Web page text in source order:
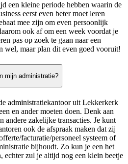
een kleine periode hebben waarin de
eerst even beter moet leren
mee zijn om even persoonlijk
ook af om een week voordat je
pas op zoek te gaan naar een
wel, maar plan dit even goed vooruit!
mijn administratie?
administratiekantoor uit Lekkerkerk
en ander moeten doen. Denk aan
andere zakelijke transacties. Je kunt
ook de afspraak maken dat zij
facturatie/personeel systeem of
bijhoudt. Zo kun je een het
echter zul je altijd nog een klein beetje